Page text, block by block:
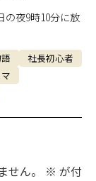
の夜9時10分に放
社長初心者
ん。 ※ が付